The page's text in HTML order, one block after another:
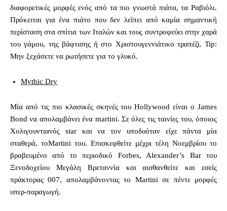
διαφορετικές μορφές ενός από τα πιο γνωστά πιάτα, τα Ραβιόλι.
Πρόκειται για ένα πιάτο που δεν λείπει από καμία σημαντική
περίσταση στα σπίτια των Ιταλών και τους συντροφεύει στην χαρά
του γάμου, της βάφτισης ή στο Χριστουγεννιάτικο τραπέζι. Tip:
Μην ξεχάσετε να ρωτήσετε για το γλυκό.
Mythic Dry
Μία από τις πιο κλασικές σκηνές του Hollywood είναι ο James
Bond να απολαμβάνει ένα martini. Σε όλες τις ταινίες του, όποιος
Χολιγουντιανός star και να τον υποδυόταν είχε πάντα μία
σταθερά, τοMartini του. Επισκεφθείτε μέχρι τέλη Νοεμβρίου το
βραβευμένο από το περιοδικό Forbes, Alexander’s Bar του
Ξενοδοχείου Μεγάλη Βρεταννία και αισθανθείτε και εσείς
πράκτορας 007, απολαμβάνοντας το Martini σε πέντε μορφές
υπερ-παραγωγή.